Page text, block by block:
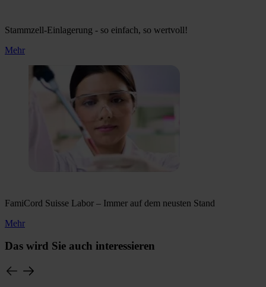
Stammzell-Einlagerung - so einfach, so wertvoll!
Mehr
FamiCord Suisse Labor – Immer auf dem neusten Stand
Mehr
Das wird Sie auch interessieren